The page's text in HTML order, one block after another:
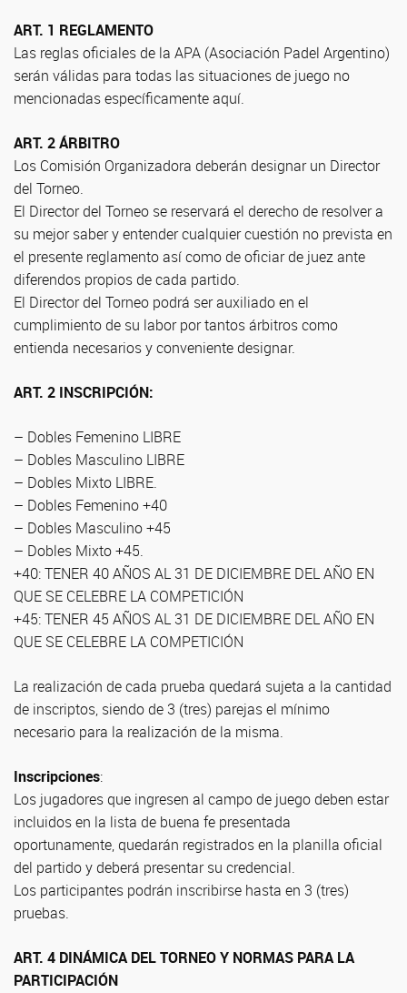
ART. 1 REGLAMENTO
Las reglas oficiales de la APA (Asociación Padel Argentino)
serán válidas para todas las situaciones de juego no
mencionadas específicamente aquí.
ART. 2 ÁRBITRO
Los Comisión Organizadora deberán designar un Director
del Torneo.
El Director del Torneo se reservará el derecho de resolver a
su mejor saber y entender cualquier cuestión no prevista en
el presente reglamento así como de oficiar de juez ante
diferendos propios de cada partido.
El Director del Torneo podrá ser auxiliado en el
cumplimiento de su labor por tantos árbitros como
entienda necesarios y conveniente designar.
ART. 2 INSCRIPCIÓN:
– Dobles Femenino LIBRE
– Dobles Masculino LIBRE
– Dobles Mixto LIBRE.
– Dobles Femenino +40
– Dobles Masculino +45
– Dobles Mixto +45.
+40: TENER 40 AÑOS AL 31 DE DICIEMBRE DEL AÑO EN
QUE SE CELEBRE LA COMPETICIÓN
+45: TENER 45 AÑOS AL 31 DE DICIEMBRE DEL AÑO EN
QUE SE CELEBRE LA COMPETICIÓN
La realización de cada prueba quedará sujeta a la cantidad
de inscriptos, siendo de 3 (tres) parejas el mínimo
necesario para la realización de la misma.
Inscripciones:
Los jugadores que ingresen al campo de juego deben estar
incluidos en la lista de buena fe presentada
oportunamente, quedarán registrados en la planilla oficial
del partido y deberá presentar su credencial.
Los participantes podrán inscribirse hasta en 3 (tres)
pruebas.
ART. 4 DINÁMICA DEL TORNEO Y NORMAS PARA LA
PARTICIPACIÓN